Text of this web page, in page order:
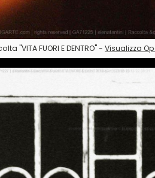
"VITA FUORI E DENTRO" - Visualizza